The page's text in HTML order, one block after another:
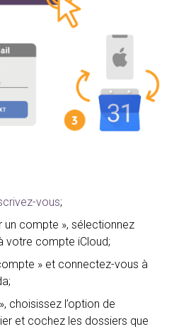
vous;
un compte », sélectionnez
votre compte iCloud;
» et connectez-vous à
choisissez l’option de
et cochez les dossiers que